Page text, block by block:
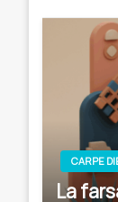
CARPE
La